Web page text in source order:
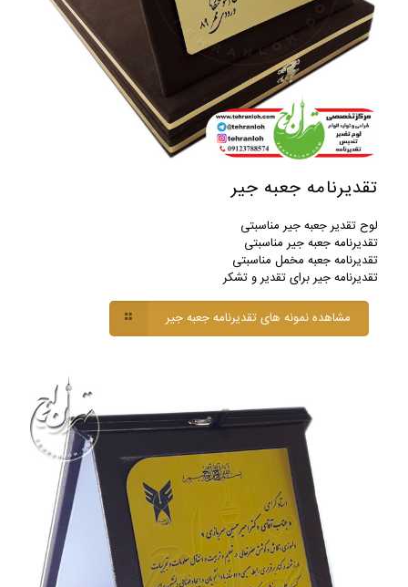
تقدیرنامه جعبه جیر
لوح تقدیر جعبه جیر مناسبتی
تقدیرنامه جعبه جیر مناسبتی
تقدیرنامه جعبه مخمل مناسبتی
تقدیرنامه جیر برای تقدیر و تشکر
مشاهده نمونه های تقدیرنامه جعبه جیر